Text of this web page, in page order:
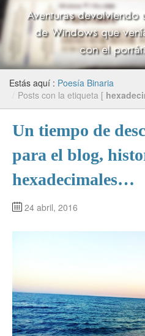
Estás aquí : Poesía Binaria
/ Posts con la etiqueta [
Un tiempo de
para el blog,
hexadecimales…
24 abril, 2016